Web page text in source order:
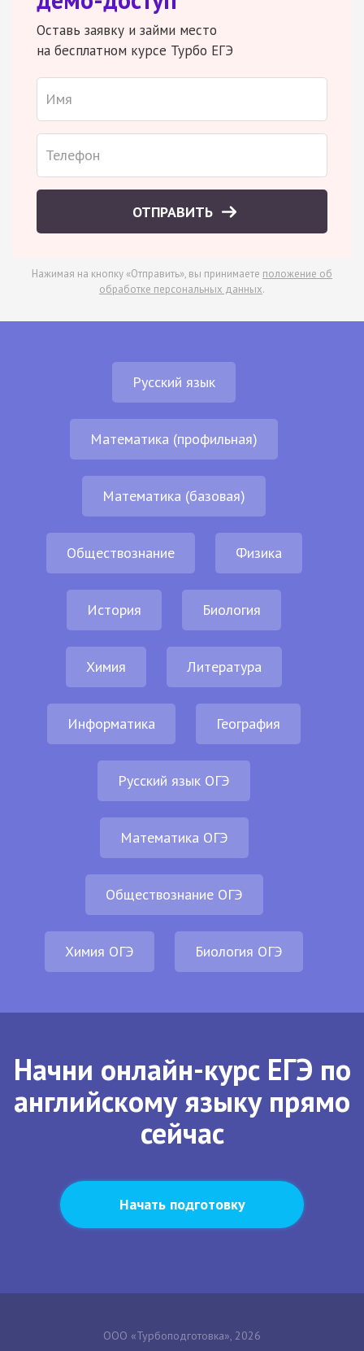
Оставь заявку и займи место
на бесплатном курсе Турбо ЕГЭ
ОТПРАВИТЬ
Нажимая на кнопку «Отправить», вы принимаете положение об
обработке персональных данных.
Русский язык
Математика (профильная)
Математика (базовая)
Обществознание Физика
История Биология
Химия Литература
Информатика География
Русский язык ОГЭ
Математика ОГЭ
Обществознание ОГЭ
Химия ОГЭ Биология ОГЭ
Начни онлайн-курс ЕГЭ по
английскому языку прямо
сейчас
Начать подготовку
ООО «Турбоподготовка», 2026